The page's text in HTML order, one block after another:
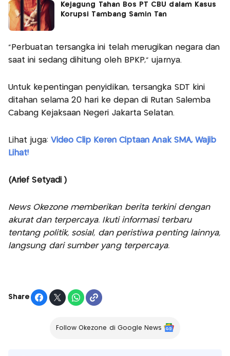
Kejagung Tahan Bos PT CBU dalam Kasus
Korupsi Tambang Samin Tan
“Perbuatan tersangka ini telah merugikan negara dan
saat ini sedang dihitung oleh BPKP,” ujarnya.
Untuk kepentingan penyidikan, tersangka SDT kini
ditahan selama 20 hari ke depan di Rutan Salemba
Cabang Kejaksaan Negeri Jakarta Selatan.
Lihat juga: Video Clip Keren Ciptaan Anak SMA, Wajib
Lihat!
(Arief Setyadi )
News Okezone memberikan berita terkini dengan
akurat dan terpercaya. Ikuti informasi terbaru
tentang politik, sosial, dan peristiwa penting lainnya,
langsung dari sumber yang terpercaya.
Share
Follow Okezone di Google News